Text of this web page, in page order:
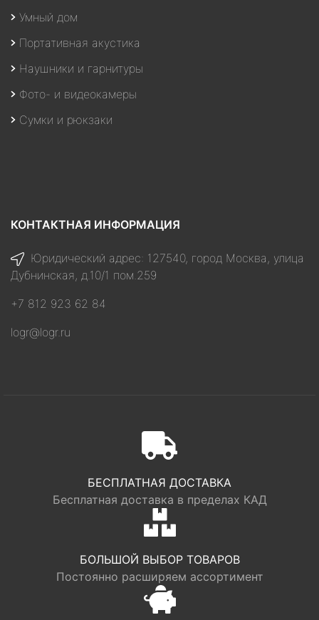
Умный дом
Портативная акустика
Наушники и гарнитуры
Фото- и видеокамеры
Сумки и рюкзаки
КОНТАКТНАЯ ИНФОРМАЦИЯ
Юридический адрес: 127540, город Москва, улица
Дубнинская, д.10/1 пом.259
+7 812 923 62 84
logr@logr.ru
БЕСПЛАТНАЯ ДОСТАВКА
Бесплатная доставка в пределах КАД
БОЛЬШОЙ ВЫБОР ТОВАРОВ
Постоянно расширяем ассортимент